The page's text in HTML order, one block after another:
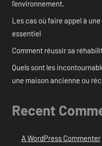
l’environnement.
Les cas où faire appel à
essentiel
Comment réussir sa
Quels sont les
une maison ancienne ou
Recent
A WordPress Commenter